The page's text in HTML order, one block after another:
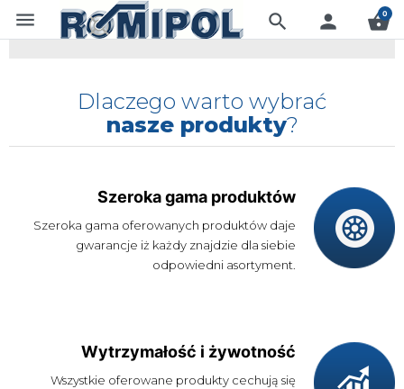
menu search person shopping_basket
0
Dlaczego warto wybrać
nasze produkty?
Szeroka gama produktów
Szeroka gama oferowanych produktów daje
gwarancje iż każdy znajdzie dla siebie
odpowiedni asortyment.
Wytrzymałość i żywotność
Wszystkie oferowane produkty cechują się